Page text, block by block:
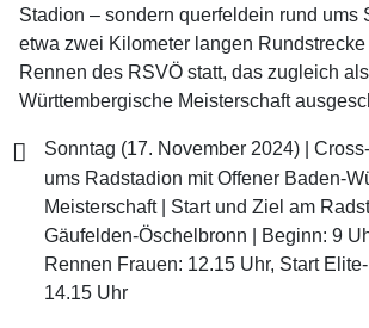
Stadion – sondern querfeldein rund ums
etwa zwei Kilometer langen
Rennen des RSVÖ statt, das zugleich
Württembergische Meisterschaft
Sonntag (17. November 2024) |
ums Radstadion mit Offener Baden-
Meisterschaft | Start und Ziel am
Gäufelden-Öschelbronn | Beginn: 9
Rennen Frauen: 12.15 Uhr, Start
14.15 Uhr